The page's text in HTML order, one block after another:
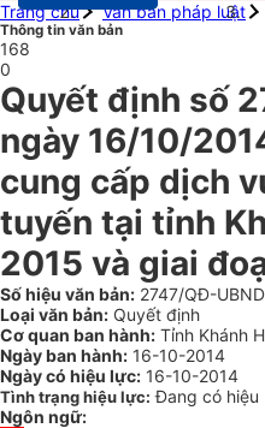
Trang chủ
Văn bản pháp luật
Thông tin văn bản
168
0
Quyết định số
ngày 16/10/
cung cấp dịch
tuyến tại tỉnh
2015 và giai
Số hiệu văn bản: 2747/QĐ-UBND
Loại văn bản: Quyết định
Cơ quan ban hành: Tỉnh Khánh
Ngày ban hành: 16-10-2014
Ngày có hiệu lực: 16-10-2014
Tình trạng hiệu lực: Đang có hiệu
Ngôn ngữ: